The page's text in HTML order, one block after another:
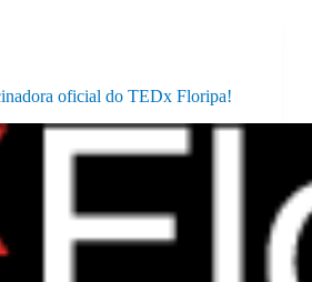
oficial do TEDx Floripa!